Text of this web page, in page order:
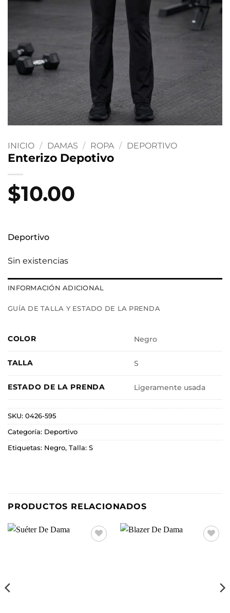
INICIO / DAMAS / ROPA / DEPORTIVO
Enterizo Depotivo
$10.00
Deportivo
Sin existencias
INFORMACIÓN ADICIONAL
GUÍA DE TALLA Y ESTADO DE LA PRENDA
COLOR Negro
TALLA S
ESTADO DE LA PRENDA Ligeramente usada
SKU: 0426-595
Categoría: Deportivo
Etiquetas: Negro, Talla: S
PRODUCTOS RELACIONADOS